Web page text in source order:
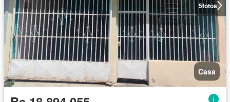
5fotos
Casa